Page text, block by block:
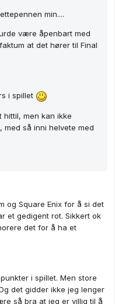
min....
være åpenbart med
at det hører til Final
i spillet
men kan ikke
med så inni helvete med
og Square Enix for å si det
et gedigent rot. Sikkert ok
det for å ha et
i spillet. Men store
det gidder ikke jeg lenger
så bra at jeg er villig til å